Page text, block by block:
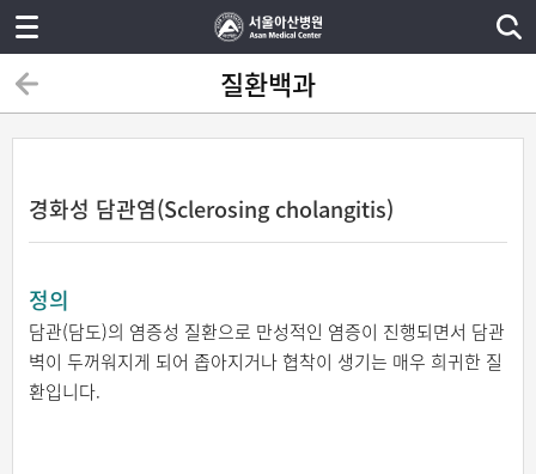
질환백과
경화성 담관염(Sclerosing cholangitis)
정의
담관(담도)의 염증성 질환으로 만성적인 염증이 진행되면서 담관
벽이 두꺼워지게 되어 좁아지거나 협착이 생기는 매우 희귀한 질
환입니다.